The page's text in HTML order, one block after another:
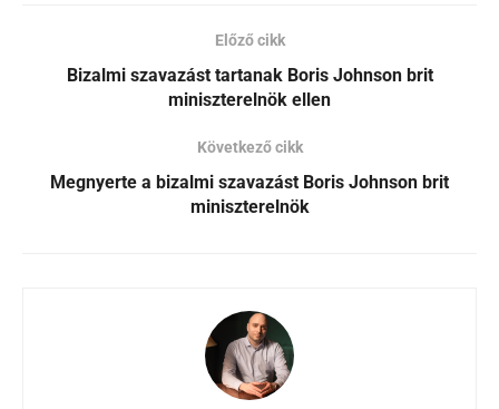
Előző cikk
Bizalmi szavazást tartanak Boris Johnson brit
miniszterelnök ellen
Következő cikk
Megnyerte a bizalmi szavazást Boris Johnson brit
miniszterelnök